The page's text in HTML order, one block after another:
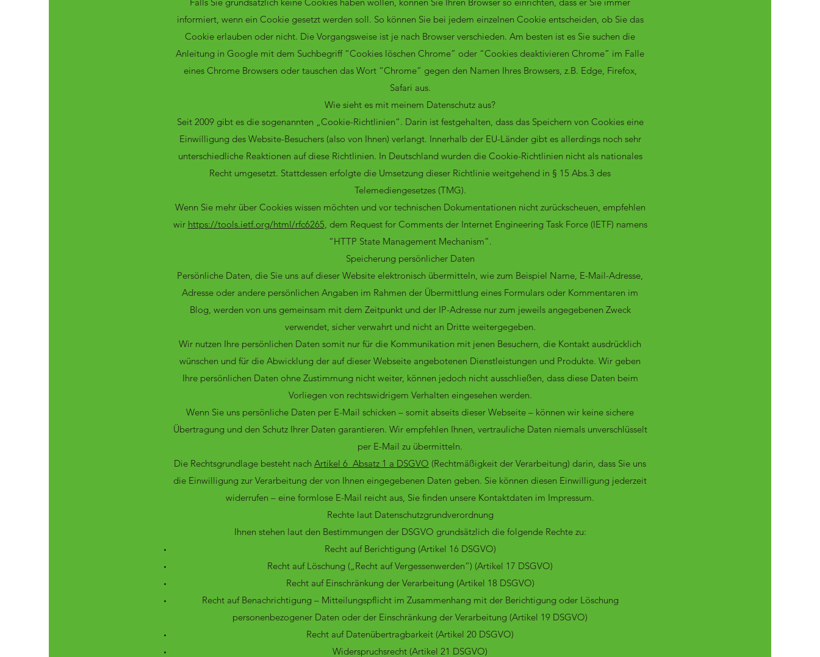
informiert, wenn ein Cookie gesetzt werden soll. So können Sie bei jedem einzelnen Cookie entscheiden, ob Sie das
Cookie erlauben oder nicht. Die Vorgangsweise ist je nach Browser verschieden. Am besten ist es Sie suchen die
Anleitung in Google mit dem Suchbegriff “Cookies löschen Chrome” oder “Cookies deaktivieren Chrome” im Falle
eines Chrome Browsers oder tauschen das Wort “Chrome” gegen den Namen Ihres Browsers, z.B. Edge, Firefox,
Safari aus.
Wie sieht es mit meinem Datenschutz aus?
Seit 2009 gibt es die sogenannten „Cookie-Richtlinien“. Darin ist festgehalten, dass das Speichern von Cookies eine
Einwilligung des Website-Besuchers (also von Ihnen) verlangt. Innerhalb der EU-Länder gibt es allerdings noch sehr
unterschiedliche Reaktionen auf diese Richtlinien. In Deutschland wurden die Cookie-Richtlinien nicht als nationales
Recht umgesetzt. Stattdessen erfolgte die Umsetzung dieser Richtlinie weitgehend in § 15 Abs.3 des
Telemediengesetzes (TMG).
Wenn Sie mehr über Cookies wissen möchten und vor technischen Dokumentationen nicht zurückscheuen, empfehlen
wir https://tools.ietf.org/html/rfc6265, dem Request for Comments der Internet Engineering Task Force (IETF) namens
“HTTP State Management Mechanism”.
Speicherung persönlicher Daten
Persönliche Daten, die Sie uns auf dieser Website elektronisch übermitteln, wie zum Beispiel Name, E-Mail-Adresse,
Adresse oder andere persönlichen Angaben im Rahmen der Übermittlung eines Formulars oder Kommentaren im
Blog, werden von uns gemeinsam mit dem Zeitpunkt und der IP-Adresse nur zum jeweils angegebenen Zweck
verwendet, sicher verwahrt und nicht an Dritte weitergegeben.
Wir nutzen Ihre persönlichen Daten somit nur für die Kommunikation mit jenen Besuchern, die Kontakt ausdrücklich
wünschen und für die Abwicklung der auf dieser Webseite angebotenen Dienstleistungen und Produkte. Wir geben
Ihre persönlichen Daten ohne Zustimmung nicht weiter, können jedoch nicht ausschließen, dass diese Daten beim
Vorliegen von rechtswidrigem Verhalten eingesehen werden.
Wenn Sie uns persönliche Daten per E-Mail schicken – somit abseits dieser Webseite – können wir keine sichere
Übertragung und den Schutz Ihrer Daten garantieren. Wir empfehlen Ihnen, vertrauliche Daten niemals unverschlüsselt
per E-Mail zu übermitteln.
Die Rechtsgrundlage besteht nach Artikel 6 Absatz 1 a DSGVO (Rechtmäßigkeit der Verarbeitung) darin, dass Sie uns
die Einwilligung zur Verarbeitung der von Ihnen eingegebenen Daten geben. Sie können diesen Einwilligung jederzeit
widerrufen – eine formlose E-Mail reicht aus, Sie finden unsere Kontaktdaten im Impressum.
Rechte laut Datenschutzgrundverordnung
Ihnen stehen laut den Bestimmungen der DSGVO grundsätzlich die folgende Rechte zu:
Recht auf Berichtigung (Artikel 16 DSGVO)
Recht auf Löschung („Recht auf Vergessenwerden“) (Artikel 17 DSGVO)
Recht auf Einschränkung der Verarbeitung (Artikel 18 DSGVO)
Recht auf Benachrichtigung – Mitteilungspflicht im Zusammenhang mit der Berichtigung oder Löschung
personenbezogener Daten oder der Einschränkung der Verarbeitung (Artikel 19 DSGVO)
Recht auf Datenübertragbarkeit (Artikel 20 DSGVO)
Widerspruchsrecht (Artikel 21 DSGVO)